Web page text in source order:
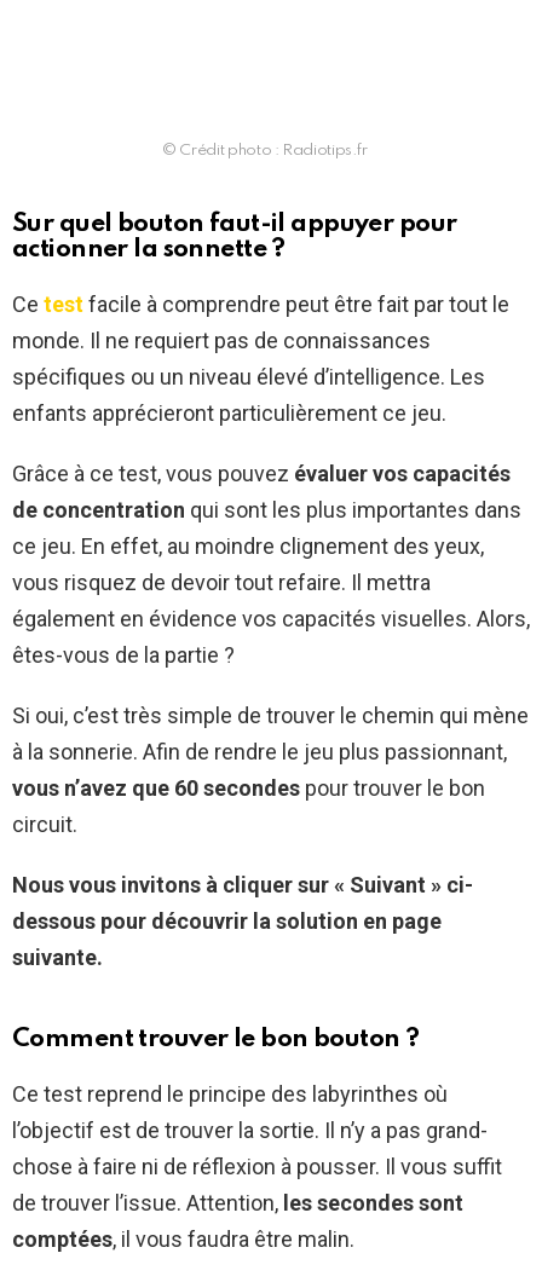
© Crédit photo : Radiotips.fr
Sur quel bouton faut-il appuyer pour
actionner la sonnette ?
Ce testfacile à comprendre peut être fait par tout le
monde. Il ne requiert pas de connaissances
spécifiques ou un niveau élevé d’intelligence. Les
enfants apprécieront particulièrement ce jeu.
Grâce à ce test, vous pouvez évaluer vos capacités
de concentration qui sont les plus importantes dans
ce jeu. En effet, au moindre clignement des yeux,
vous risquez de devoir tout refaire. Il mettra
également en évidence vos capacités visuelles. Alors,
êtes-vous de la partie ?
Si oui, c’est très simple de trouver le chemin qui mène
à la sonnerie. Afin de rendre le jeu plus passionnant,
vous n’avez que 60 secondes pour trouver le bon
circuit.
Nous vous invitons à cliquer sur « Suivant » ci-
dessous pour découvrir la solution en page
suivante.
Comment trouver le bon bouton ?
Ce test reprend le principe des labyrinthes où
l’objectif est de trouver la sortie. Il n’y a pas grand-
chose à faire ni de réflexion à pousser. Il vous suffit
de trouver l’issue. Attention, les secondes sont
comptées, il vous faudra être malin.